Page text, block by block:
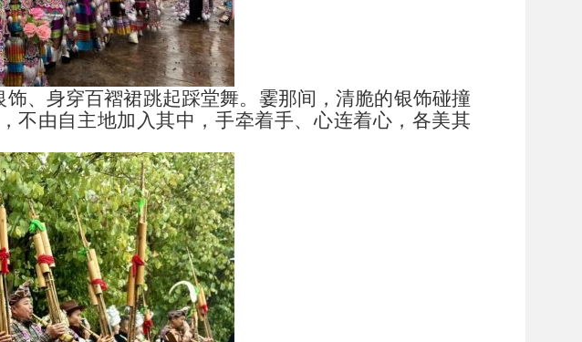
、身穿百褶裙跳起踩堂舞。霎那间，清脆的银饰碰撞
不由自主地加入其中，手牵着手、心连着心，各美其